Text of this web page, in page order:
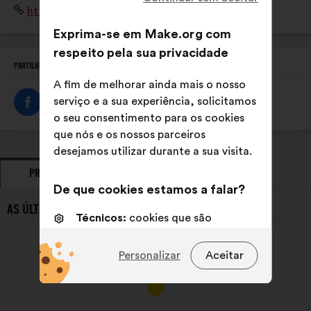
manuels en intervenant avec des artisans dans les
établissements scolaires
Sítio
Internet:
https://www.delordanslesmains.com
PARTILHE ESTE PERFIL
PROPOSTAS
AS ÚLTIMAS PROPOSTAS DE DE L'OR DANS LES MAINS:
Exprima-se em Make.org com
respeito pela sua privacidade
A fim de melhorar ainda mais o nosso
serviço e a sua experiência, solicitamos
o seu consentimento para os cookies
que nós e os nossos parceiros
desejamos utilizar durante a sua visita.
De que cookies estamos a falar?
Técnicos: cookies que são
do sitio Internet
melhorar a sua experiência quando
Aceitar
Personalizar